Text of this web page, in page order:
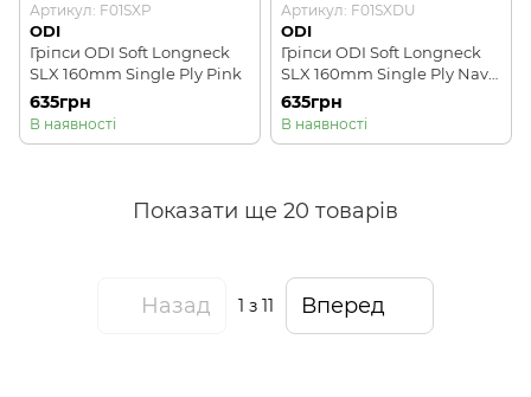
Артикул: F01SXP
ODI
Гріпси ODI Soft Longneck
SLX 160mm Single Ply Pink
635грн
В наявності
Артикул: F01SXDU
ODI
Гріпси ODI Soft Longneck
SLX 160mm Single Ply Navy
Blue
635грн
В наявності
Показати ще 20 товарів
Назад 1 з 11 Вперед